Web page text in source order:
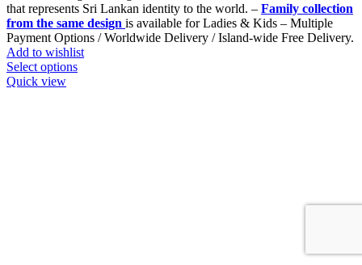
that represents Sri Lankan identity to the world. – Family collection
from the same design is available for Ladies & Kids – Multiple
Payment Options / Worldwide Delivery / Island-wide Free Delivery.
Add to wishlist
Select options
Quick view